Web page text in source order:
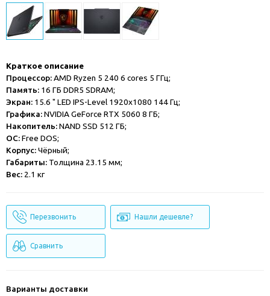
Краткое описание
Процессор:AMD Ryzen 5 240 6 cores 5 ГГц;
Память: 16 ГБ DDR5 SDRAM;
Экран: 15.6 " LED IPS-Level 1920x1080 144 Гц;
Графика:NVIDIA GeForce RTX 5060 8 ГБ;
Накопитель:NAND SSD 512 ГБ;
ОС:Free DOS;
Корпус:Чёрный;
Габариты: Толщина 23.15 мм;
Вес: 2.1 кг
Перезвонить Нашли дешевле?
Сравнить
Варианты доставки